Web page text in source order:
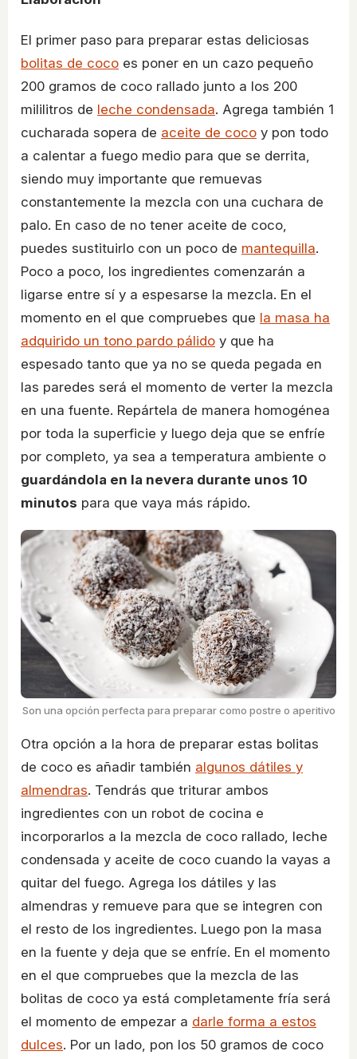
El primer paso para preparar estas deliciosas
bolitas de coco es poner en un cazo pequeño
200 gramos de coco rallado junto a los 200
mililitros de leche condensada. Agrega también 1
cucharada sopera de aceite de coco y pon todo
a calentar a fuego medio para que se derrita,
siendo muy importante que remuevas
constantemente la mezcla con una cuchara de
palo. En caso de no tener aceite de coco,
puedes sustituirlo con un poco de mantequilla.
Poco a poco, los ingredientes comenzarán a
ligarse entre sí y a espesarse la mezcla. En el
momento en el que compruebes que la masa ha
adquirido un tono pardo pálido y que ha
espesado tanto que ya no se queda pegada en
las paredes será el momento de verter la mezcla
en una fuente. Repártela de manera homogénea
por toda la superficie y luego deja que se enfríe
por completo, ya sea a temperatura ambiente o
guardándola en la nevera durante unos 10
minutos para que vaya más rápido.
Son una opción perfecta para preparar como postre o aperitivo
Otra opción a la hora de preparar estas bolitas
de coco es añadir también algunos dátiles y
almendras. Tendrás que triturar ambos
ingredientes con un robot de cocina e
incorporarlos a la mezcla de coco rallado, leche
condensada y aceite de coco cuando la vayas a
quitar del fuego. Agrega los dátiles y las
almendras y remueve para que se integren con
el resto de los ingredientes. Luego pon la masa
en la fuente y deja que se enfríe. En el momento
en el que compruebes que la mezcla de las
bolitas de coco ya está completamente fría será
el momento de empezar a darle forma a estos
dulces. Por un lado, pon los 50 gramos de coco